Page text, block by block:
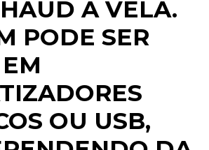
A VELA.
PODE SER
OU USB,